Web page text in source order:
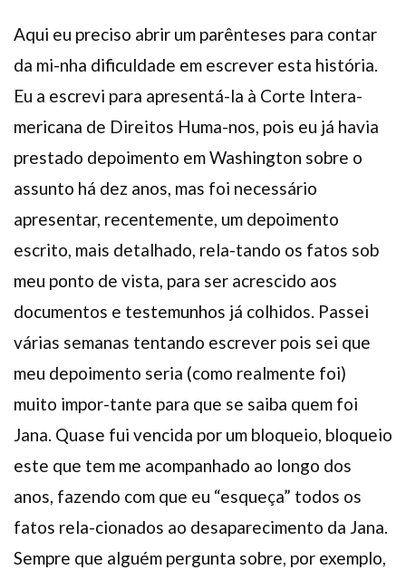
Aqui eu preciso abrir um parênteses para contar
da mi-nha dificuldade em escrever esta história.
Eu a escrevi para apresentá-la à Corte Intera-
mericana de Direitos Huma-nos, pois eu já havia
prestado depoimento em Washington sobre o
assunto há dez anos, mas foi necessário
apresentar, recentemente, um depoimento
escrito, mais detalhado, rela-tando os fatos sob
meu ponto de vista, para ser acrescido aos
documentos e testemunhos já colhidos. Passei
várias semanas tentando escrever pois sei que
meu depoimento seria (como realmente foi)
muito impor-tante para que se saiba quem foi
Jana. Quase fui vencida por um bloqueio, bloqueio
este que tem me acompanhado ao longo dos
anos, fazendo com que eu “esqueça” todos os
fatos rela-cionados ao desaparecimento da Jana.
Sempre que alguém pergunta sobre, por exemplo,